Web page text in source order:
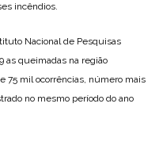
incêndios.
Nacional de Pesquisas
as queimadas na região
75 mil ocorrências, número mais
no mesmo período do ano